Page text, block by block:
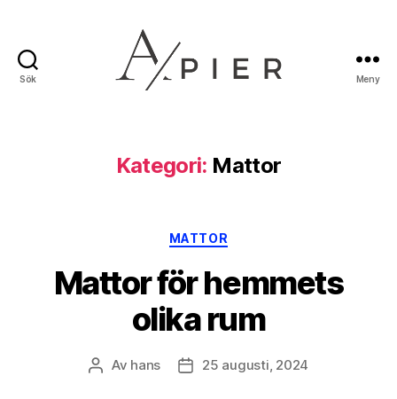
Sök Meny
Kategori: Mattor
Kategorier
MATTOR
Mattor för hemmets
olika rum
Inläggsförfattare
Av hans Inläggsdatum
25 augusti, 2024